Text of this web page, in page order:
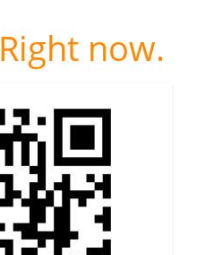
Right now.